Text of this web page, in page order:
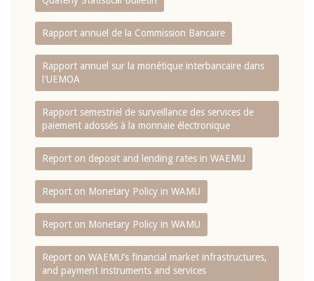
Rapport annuel de la Commission Bancaire
Rapport annuel sur la monétique interbancaire dans
l'UEMOA
Rapport semestriel de surveillance des services de
paiement adossés à la monnaie électronique
Report on deposit and lending rates in WAEMU
Report on Monetary Policy in WAMU
Report on Monetary Policy in WAMU
Report on WAEMU’s financial market infrastructures,
and payment instruments and services